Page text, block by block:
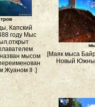
Капский
году Мыс
открыт
мысом
Жуаном II .]
[Маяк мыса
Новый